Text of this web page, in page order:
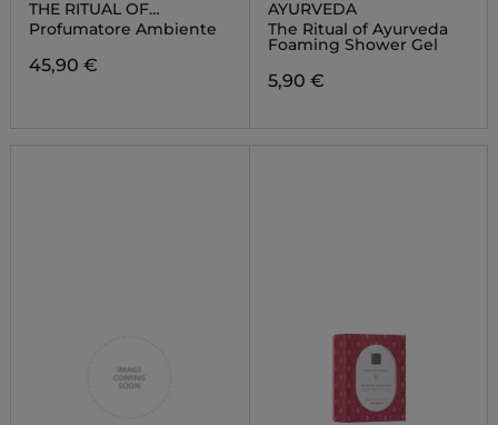
THE RITUAL OF
AYURVEDA FRAGRANCE
STICKS
Profumatore Ambiente
45,90 €
AYURVEDA
The Ritual of Ayurveda
Foaming Shower Gel
5,90 €